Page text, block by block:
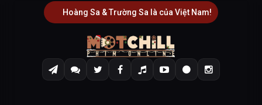
Hoàng Sa & Trường Sa là của Việt Nam!